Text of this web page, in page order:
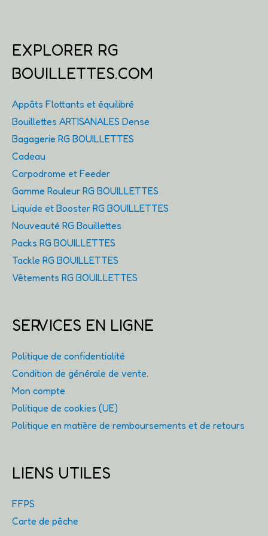
EXPLORER RG
BOUILLETTES.COM
Appâts Flottants et équilibré
Bouillettes ARTISANALES Dense
Bagagerie RG BOUILLETTES
Cadeau
Carpodrome et Feeder
Gamme Rouleur RG BOUILLETTES
Liquide et Booster RG BOUILLETTES
Nouveauté RG Bouillettes
Packs RG BOUILLETTES
Tackle RG BOUILLETTES
Vêtements RG BOUILLETTES
SERVICES EN LIGNE
Politique de confidentialité
Condition de générale de vente.
Mon compte
Politique de cookies (UE)
Politique en matière de remboursements et de retours
LIENS UTILES
FFPS
Carte de pêche